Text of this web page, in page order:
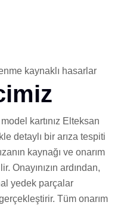
kaynaklı hasarlar
kartınız Elteksan
detaylı bir arıza tespiti
kaynağı ve onarım
Onayınızın ardından,
yedek parçalar
gerçekleştirir. Tüm onarım